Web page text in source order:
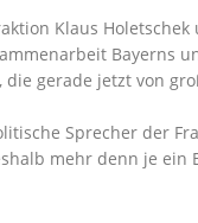
Klaus
Bayerns
gerade jetzt von
Sprecher der
mehr denn je